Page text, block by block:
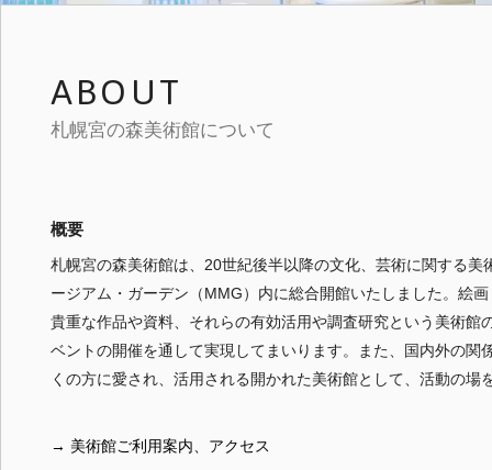
ABOUT
札幌宮の森美術館について
概要
札幌宮の森美術館は、20世紀後半以降の文化、芸術に関する
ージアム・ガーデン（MMG）内に総合開館いたしました。絵
貴重な作品や資料、それらの有効活用や調査研究という美術館
ベントの開催を通して実現してまいります。また、国内外の関
くの方に愛され、活用される開かれた美術館として、活動の場
→ 美術館ご利用案内、アクセス